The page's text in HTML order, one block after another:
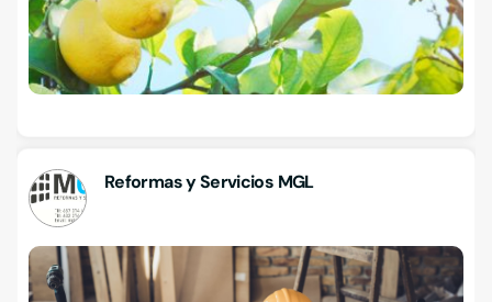
Reformas y Servicios MGL